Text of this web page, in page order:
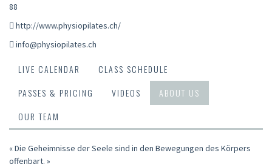
88
http://www.physiopilates.ch/
info@physiopilates.ch
LIVE CALENDAR
CLASS SCHEDULE
PASSES & PRICING
VIDEOS
ABOUT US
OUR TEAM
« Die Geheimnisse der Seele sind in den Bewegungen des Körpers
offenbart. »